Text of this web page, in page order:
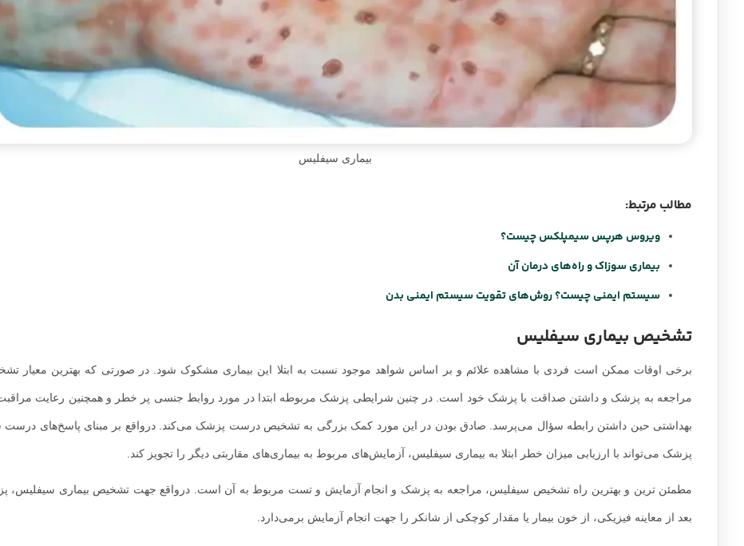
بیماری سیفلیس
مطالب مرتبط:
ویروس هرپس سیمپلکس چیست؟
بیماری سوزاک و راه‌های درمان آن
سیستم ایمنی چیست؟ روش‌های تقویت سیستم ایمنی بدن
تشخیص بیماری سیفلیس
برخی اوقات ممکن است فردی با مشاهده علائم و بر اساس شواهد موجود نسبت به ابتلا این بیماری مشکوک شود. در صورتی که بهترین معیار
مراجعه به پزشک و داشتن صداقت با پزشک خود است. در چنین شرایطی پزشک مربوطه ابتدا در مورد روابط جنسی پر خطر و همچنین رعایت
بهداشتی حین داشتن رابطه سؤال می‌پرسد. صادق بودن در این مورد کمک بزرگی به تشخیص درست پزشک می‌کند. درواقع بر مبنای پاسخ‌های درست
پزشک می‌تواند با ارزیابی میزان خطر ابتلا به بیماری سیفلیس، آزمایش‌های مربوط به بیماری‌های مقاربتی دیگر را تجویز کند.
مطمئن ترین و بهترین راه تشخیص سیفلیس، مراجعه به پزشک و انجام آزمایش و تست مربوط به آن است. درواقع جهت تشخیص بیماری سیفلیس،
بعد از معاینه فیزیکی، از خون بیمار یا مقدار کوچکی از شانکر را جهت انجام آزمایش برمی‌دارد.